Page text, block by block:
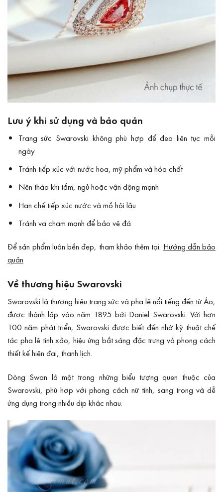
Lưu ý khi sử dụng và bảo quản
Trang sức Swarovski không phù hợp để đeo liên tục mỗi
ngày
Tránh tiếp xúc với nước hoa, mỹ phẩm và hóa chất
Nên tháo khi tắm, ngủ hoặc vận động mạnh
Hạn chế tiếp xúc nước và mồ hôi lâu
Tránh va chạm mạnh để bảo vệ đá
Để sản phẩm luôn bền đẹp, tham khảo thêm tại: Hướng dẫn bảo
quản
Về thương hiệu Swarovski
Swarovski là thương hiệu trang sức và pha lê nổi tiếng đến từ Áo,
được thành lập vào năm 1895 bởi Daniel Swarovski. Với hơn
100 năm phát triển, Swarovski được biết đến nhờ kỹ thuật chế
tác pha lê tinh xảo, hiệu ứng bắt sáng đặc trưng và phong cách
thiết kế hiện đại, thanh lịch.
Dòng Swan là một trong những biểu tượng quen thuộc của
Swarovski, phù hợp với phong cách nữ tính, sang trọng và dễ
ứng dụng trong nhiều dịp khác nhau.